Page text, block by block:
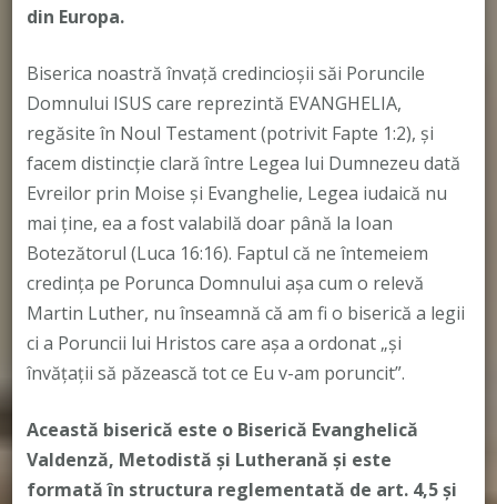
din Europa.
Biserica noastră învață credincioșii săi Poruncile
Domnului ISUS care reprezintă EVANGHELIA,
regăsite în Noul Testament (potrivit Fapte 1:2), și
facem distincție clară între Legea lui Dumnezeu dată
Evreilor prin Moise și Evanghelie, Legea iudaică nu
mai ține, ea a fost valabilă doar până la Ioan
Botezătorul (Luca 16:16). Faptul că ne întemeiem
credința pe Porunca Domnului așa cum o relevă
Martin Luther, nu înseamnă că am fi o biserică a legii
ci a Poruncii lui Hristos care așa a ordonat „și
învățații să păzească tot ce Eu v-am poruncit”.
Această biserică este o Biserică Evanghelică
Valdenză, Metodistă și Lutherană și este
formată în structura reglementată de art. 4,5 și